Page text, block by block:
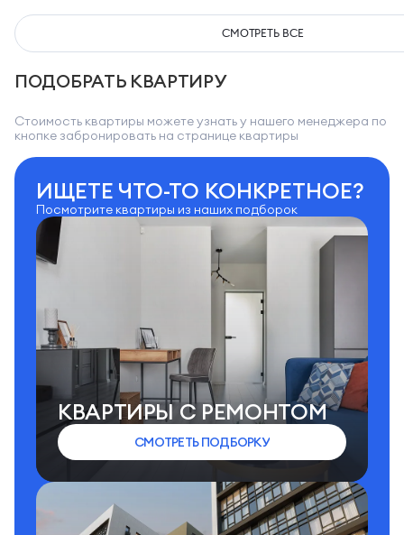
СМОТРЕТЬ ВСЕ
ПОДОБРАТЬ КВАРТИРУ
Стоимость квартиры можете узнать у нашего менеджера по
кнопке забронировать на странице квартиры
ИЩЕТЕ ЧТО-ТО КОНКРЕТНОЕ?
Посмотрите квартиры из наших подборок
КВАРТИРЫ C РЕМОНТОМ
СМОТРЕТЬ ПОДБОРКУ